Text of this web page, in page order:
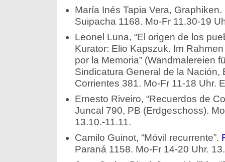
María Inés Tapia Vera, Graphiken.
Suipacha 1168. Mo-Fr 11.30-19
Leonel Luna, “El origen de los
Kurator: Elio Kapszuk. Im
por la Memoria” (Wandmalereien
Sindicatura General de la Nación,
Corrientes 381. Mo-Fr 11-18 Uhr.
Ernesto Riveiro, “Recuerdos de
Juncal 790, PB (Erdgeschoss).
13.10.-11.11.
Camilo Guinot, “Móvil recurrente”.
Paraná 1158. Mo-Fr 14-20 Uhr.